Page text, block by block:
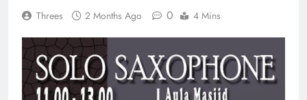
Threes 2 Months Ago 0 4 Mins